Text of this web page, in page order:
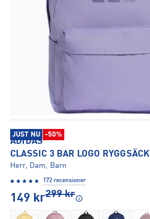
JUST NU -50%
ADIDAS
CLASSIC 3 BAR LOGO RYGGSÄCK
Herr, Dam, Barn
172 recensioner
149 kr299 kr